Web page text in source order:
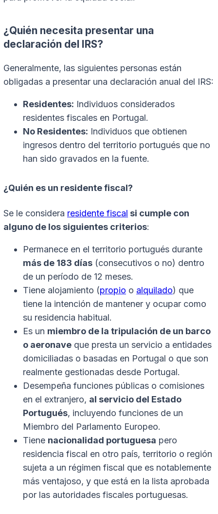
¿Quién necesita presentar una
declaración del IRS?
Generalmente, las siguientes personas están
obligadas a presentar una declaración anual del IRS:
Residentes: Individuos considerados
residentes fiscales en Portugal.
No Residentes: Individuos que obtienen
ingresos dentro del territorio portugués que no
han sido gravados en la fuente.
¿Quién es un residente fiscal?
Se le considera residente fiscal si cumple con
alguno de los siguientes criterios:
Permanece en el territorio portugués durante
más de 183 días (consecutivos o no) dentro
de un período de 12 meses.
Tiene alojamiento (propio o alquilado) que
tiene la intención de mantener y ocupar como
su residencia habitual.
Es un miembro de la tripulación de un barco
o aeronave que presta un servicio a entidades
domiciliadas o basadas en Portugal o que son
realmente gestionadas desde Portugal.
Desempeña funciones públicas o comisiones
en el extranjero, al servicio del Estado
Portugués, incluyendo funciones de un
Miembro del Parlamento Europeo.
Tiene nacionalidad portuguesa pero
residencia fiscal en otro país, territorio o región
sujeta a un régimen fiscal que es notablemente
más ventajoso, y que está en la lista aprobada
por las autoridades fiscales portuguesas.